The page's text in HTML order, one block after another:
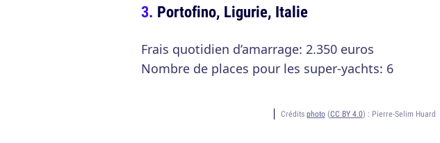
Portofino, Ligurie, Italie
Frais quotidien d’amarrage: 2.350 euros
Nombre de places pour les super-yachts: 6
Crédits photo(CC BY 4.0) : Pierre-Selim Huard